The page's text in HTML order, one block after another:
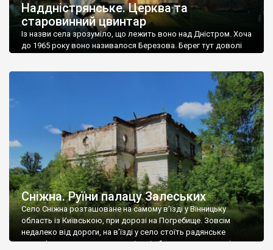
Наддністрянське. Церква та
старовинний цвинтар
Із назви села зрозуміло, що лежить воно над Дністром. Хоча
до 1965 року воно називалося Березова. Берег тут доволі
Наддністрянське відрізняється від більшості навколишніх
сіл. У селі є мурована Михайлівська церква. Точної дати […]
Сніжна. Руїни палацу Залеських
Село Сніжна розташоване на самому в’їзді у Вінницьку
область із Київською, при дорозі на Погребище. Зовсім
недалеко від дороги, на в’їзді у село стоїть радянське
рельєфне пано, яке показує жінку і яблуню, а трохи далі, десь